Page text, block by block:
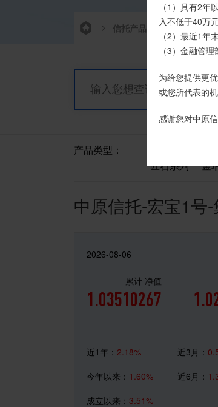
信托产品 净值产品
产品类型：
匠石系列
金
中原信托-宏宝1号
2026-08-06
累计 净值
1.03510267
近1年： 2.18% 近3月：
今年以来： 1.60% 近6月：
成立以来： 3.51%
我司信托产
时，请注意不
如有疑问，
（1）具有2
入不低于40万
（2）最近1年
（3）金融管
为给您提供更
或您所代表的机
感谢您对中原